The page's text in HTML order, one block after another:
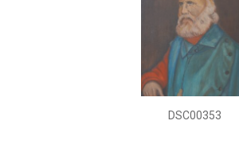
DSC00353